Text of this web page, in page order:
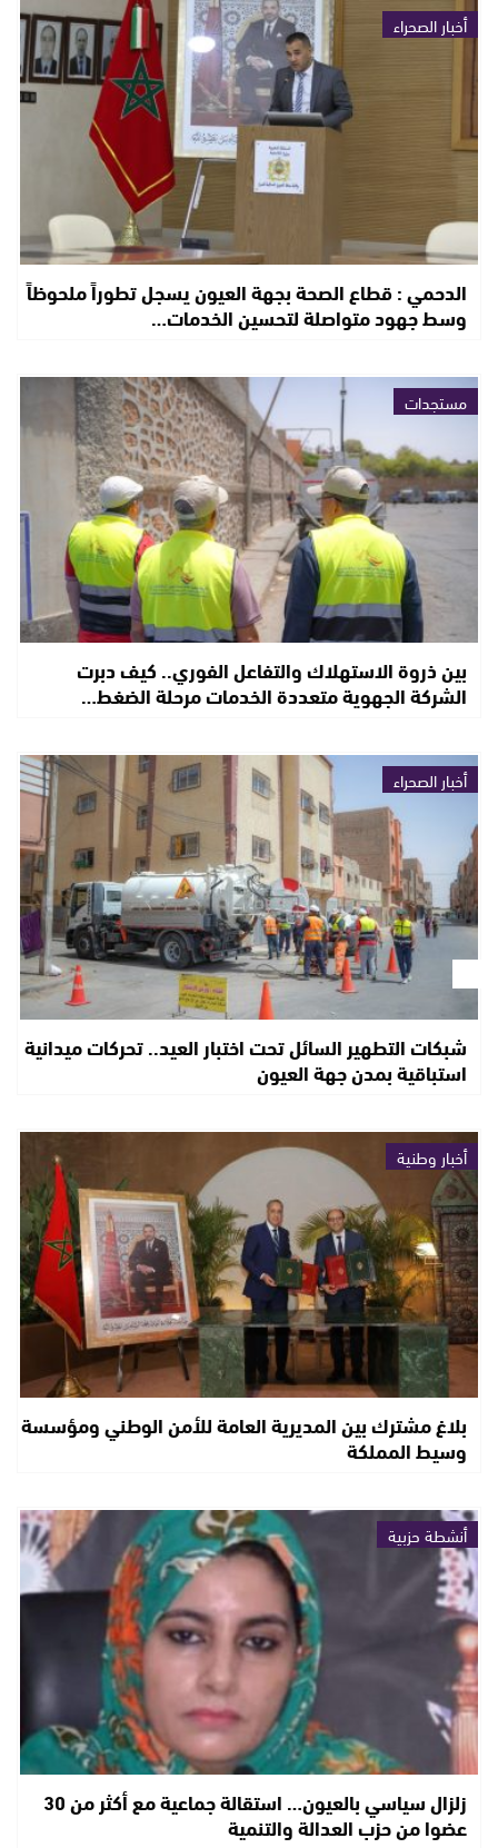
أخبار الصحراء
الدحمي : قطاع الصحة بجهة العيون يسجل تطوراً ملحوظاً
وسط جهود متواصلة لتحسين الخدمات…
مستجدات
بين ذروة الاستهلاك والتفاعل الفوري.. كيف دبرت
الشركة الجهوية متعددة الخدمات مرحلة الضغط…
أخبار الصحراء
شبكات التطهير السائل تحت اختبار العيد.. تحركات ميدانية
استباقية بمدن جهة العيون
أخبار وطنية
بلاغ مشترك بين المديرية العامة للأمن الوطني ومؤسسة
وسيط المملكة
أنشطة حزبية
زلزال سياسي بالعيون… استقالة جماعية مع أكثر من 30
عضوا من حزب العدالة والتنمية